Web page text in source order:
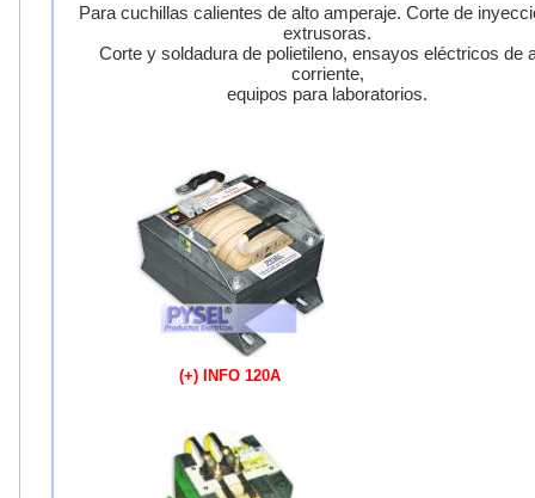
Para cuchillas calientes de alto amperaje. Corte de
extrusoras.
Corte y soldadura de polietileno, ensayos eléctricos de
corriente,
equipos para laboratorios.
(+) INFO 120A